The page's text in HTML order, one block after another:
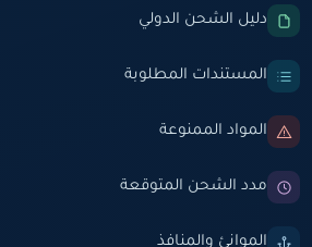
دليل الشحن الدولي
المستندات المطلوبة
المواد الممنوعة
مدد الشحن المتوقعة
الموانئ والمنافذ